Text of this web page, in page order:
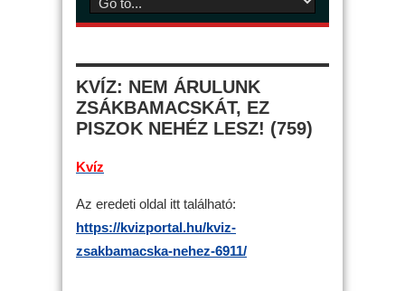
KVÍZ: NEM ÁRULUNK
ZSÁKBAMACSKÁT, EZ
PISZOK NEHÉZ LESZ! (759)
Kvíz
Az eredeti oldal itt található:
https://kvizportal.hu/kviz-
zsakbamacska-nehez-6911/